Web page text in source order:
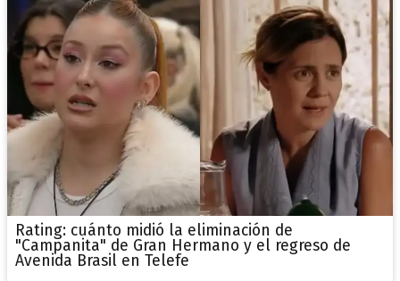
Rating: cuánto midió la eliminación de
"Campanita" de Gran Hermano y el regreso de
Avenida Brasil en Telefe